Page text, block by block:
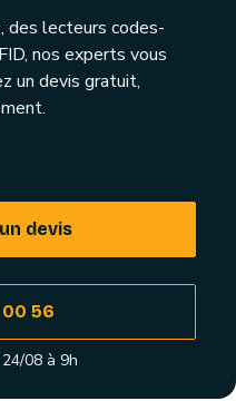
des lecteurs codes-
nos experts vous
un devis gratuit,
devis
56
08 à 9h